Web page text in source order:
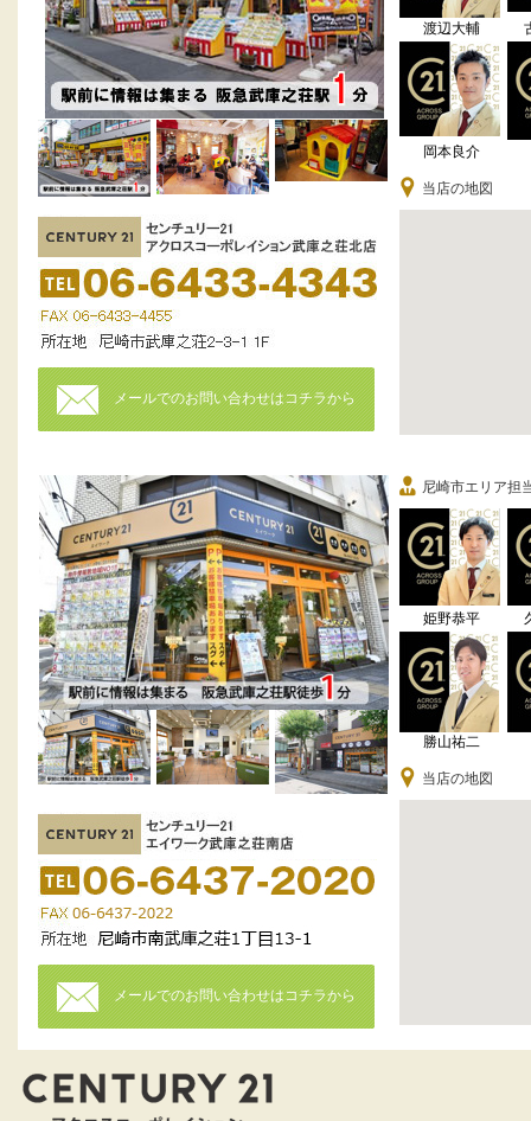
メールでのお問い合わせはコチラから
渡辺大輔
岡本良介
当店の地図
メールでのお問い合わせはコチラから
尼崎市エリア担
姫野恭平
勝山祐二
当店の地図